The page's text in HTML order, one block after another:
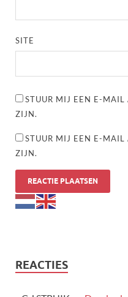
SITE
STUUR MIJ EEN E-MAIL
ZIJN.
STUUR MIJ EEN E-MAIL
ZIJN.
REACTIES